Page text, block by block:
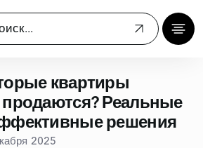
квартиры
Реальные
решения
2025